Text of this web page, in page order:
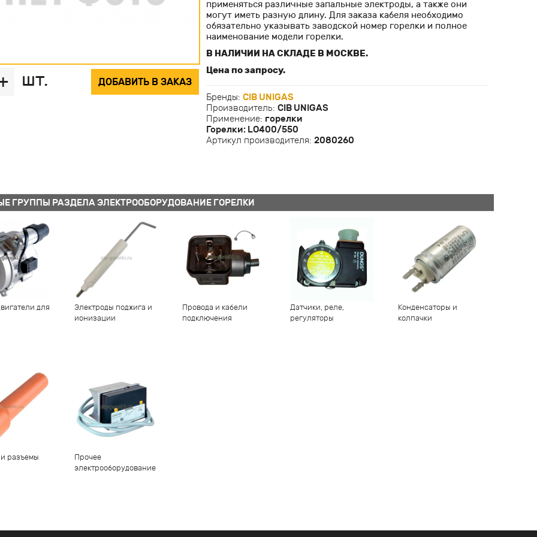
шт. ДОБАВИТЬ В ЗАКАЗ
применяться различные запальные электроды, а также они
могут иметь разную длину. Для заказа кабеля необходимо
обязательно указывать заводской номер горелки и полное
наименование модели горелки.
В НАЛИЧИИ НА СКЛАДЕ В МОСКВЕ.
Цена по запросу.
Бренды: CIB UNIGAS
Производитель: CIB UNIGAS
Применение: горелки
Горелки: LO400/550
Артикул производителя: 2080260
ГРУППЫ РАЗДЕЛА ЭЛЕКТРООБОРУДОВАНИЕ ГОРЕЛКИ
для
Электроды поджига и
ионизации
Провода и кабели
подключения
Датчики, реле,
регуляторы
Конденсаторы и
колпачки
разъемы
Прочее
электрооборудование